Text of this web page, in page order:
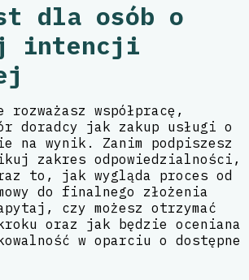
dla osób o
intencji
współpracę,
doradcy jak zakup usługi o
na wynik. Zanim podpiszesz
zakres odpowiedzialności,
to, jak wygląda proces od
do finalnego złożenia
czy możesz otrzymać
oraz jak będzie oceniana
w oparciu o dostępne